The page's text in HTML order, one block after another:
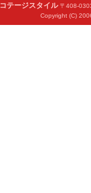
コテージスタイル〒408-
Copyright (C)